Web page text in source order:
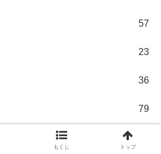
57
23
36
79
もくじ トップ